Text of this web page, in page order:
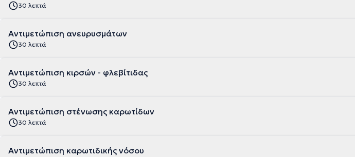
30 λεπτά
Αντιμετώπιση ανευρυσμάτων
30 λεπτά
Αντιμετώπιση κιρσών - φλεβίτιδας
30 λεπτά
Αντιμετώπιση στένωσης καρωτίδων
30 λεπτά
Αντιμετώπιση καρωτιδικής νόσου